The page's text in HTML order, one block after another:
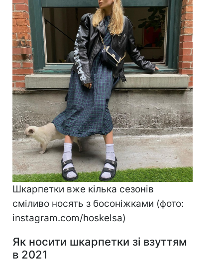
Шкарпетки вже кілька сезонів
сміливо носять з босоніжками (фото:
instagram.com/hoskelsa)
Як носити шкарпетки зі взуттям
в 2021